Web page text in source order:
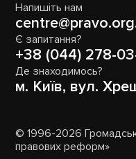
Напишіть нам
Є запитання?
+38 (044) 278-
Де знаходимось?
м. Київ, вул.
© 1996-2026
правових реформ»